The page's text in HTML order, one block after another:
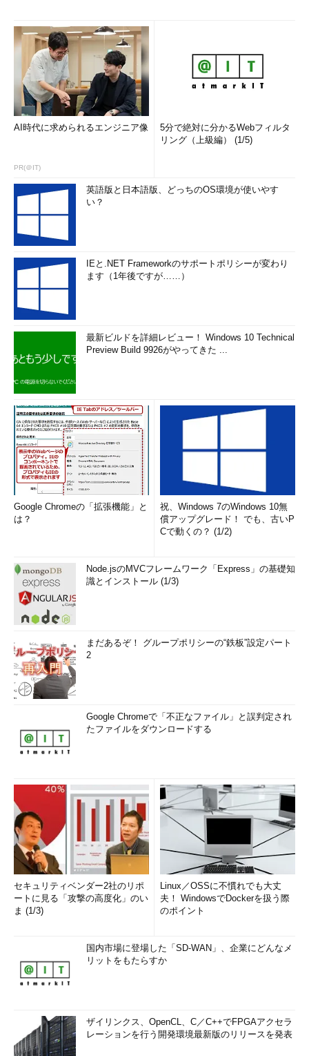
AI時代に求められるエンジニア像
PR(＠IT)
5分で絶対に分かるWebフィルタ
リング（上級編） (1/5)
英語版と日本語版、どっちのOS環境が使いやす
い？
IEと.NET Frameworkのサポートポリシーが変わり
ます（1年後ですが……）
最新ビルドを詳細レビュー！ Windows 10 Technical
Preview Build 9926がやってきた ...
Google Chromeの「拡張機能」と
は？
祝、Windows 7のWindows 10無
償アップグレード！ でも、古いP
Cで動くの？ (1/2)
Node.jsのMVCフレームワーク「Express」の基礎知
識とインストール (1/3)
まだあるぞ！ グループポリシーの“鉄板”設定パート
2
Google Chromeで「不正なファイル」と誤判定され
たファイルをダウンロードする
セキュリティベンダー2社のリポ
ートに見る「攻撃の高度化」のい
ま (1/3)
Linux／OSSに不慣れでも大丈
夫！ WindowsでDockerを扱う際
のポイント
国内市場に登場した「SD-WAN」、企業にどんなメ
リットをもたらすか
ザイリンクス、OpenCL、C／C++でFPGAアクセラ
レーションを行う開発環境最新版のリリースを発表